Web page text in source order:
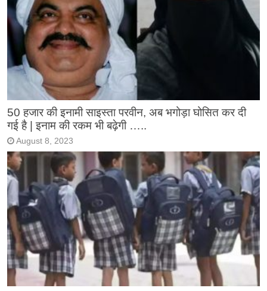
50 हजार की इनामी साइस्ता परवीन, अब भगोड़ा घोसित कर दी
गई है | इनाम की रकम भी बढ़ेगी …..
August 8, 2023